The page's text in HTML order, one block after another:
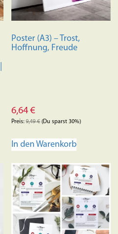
Poster (A3) – Trost,
Hoffnung, Freude
6,64€
Preis:9,49€(Du sparst 30%)
In den Warenkorb